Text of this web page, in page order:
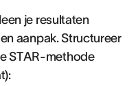
je resultaten
aanpak. Structureer
STAR-methode